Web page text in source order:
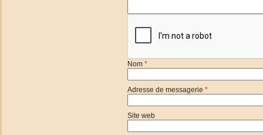
Nom *
Adresse de messagerie *
Site web